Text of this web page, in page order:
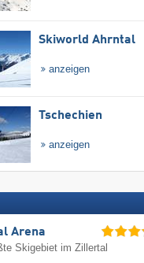
Skiworld Ahrntal
anzeigen
Tschechien
anzeigen
Arena
Skigebiet im Zillertal